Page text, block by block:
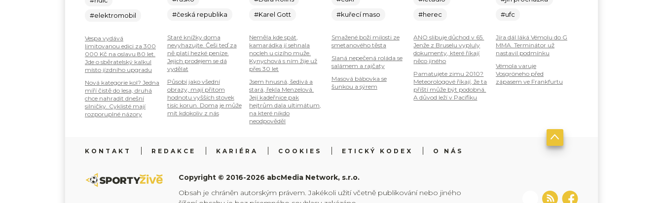
#elektromobil
Vespa vydává
limitovanou edici za 300
000 Kč na oslavu 80 let.
Jde o sběratelský kalkul
místo jízdního upgradu
Nová kategorie kol? Jedna
míří čistě do lesa, druhá
chce nahradit dnešní
silničky. Cyklisté mají
rozporuplné názory
#česká republika
Staré knížky doma
nevyhazujte. Češi teď za
ně platí hezké peníze.
Jejich prodejem se dá
vydělat
Působí jako všední
obrazy, mají přitom
hodnotu vyšších stovek
tisíc korun. Doma je může
mít kdokoliv z nás
#Karel Gott
Neměla kde spát,
kamarádka jí sehnala
nocleh u cizího muže.
Kynychová s ním žije už
přes 30 let
Jsem hnusná, šedivá a
stará, řekla Menzelová.
Její kadeřnice pak
hejtrům dala ultimátum,
na které nikdo
neodpověděl
#kuřecí maso
Smažené boží milosti ze
smetanového těsta
Slaná nepečená roláda se
salámem a rajčaty
Masová bábovka se
šunkou a sýrem
#herec
ANO slibuje důchod v 65.
Jenže z Bruselu vypluly
dokumenty, které říkají
něco jiného
Pamatujete zimu 2010?
Meteorologové říkají, že ta
příští může být podobná.
A důvod leží v Pacifiku
#ufc
Jíra dál láká Vémolu do G
MMA. Terminátor už
nastavil podmínku
Vémola varuje
Vosgröneho před
zápasem ve Frankfurtu
KONTAKT REDAKCE KARIÉRA COOKIES ETICKÝ KODEX O NÁS
Copyright © 2016-2026 abcMedia Network, s.r.o.
Obsah je chráněn autorským právem. Jakékoli užití včetně publikování nebo jiného